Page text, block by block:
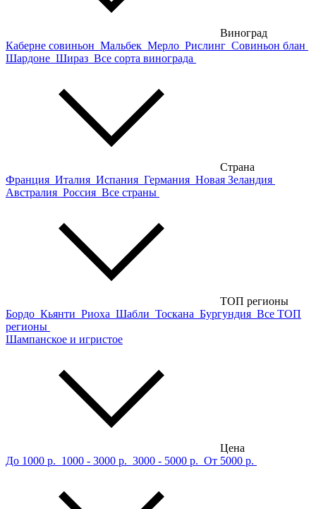
Виноград
Каберне совиньон Мальбек Мерло Рислинг Совиньон блан
Шардоне Шираз Все сорта винограда
Страна
Франция Италия Испания Германия Новая Зеландия
Австралия Россия Все страны
ТОП регионы
Бордо Кьянти Риоха Шабли Тоскана Бургундия Все ТОП
регионы
Шампанское и игристое
Цена
До 1000 р. 1000 - 3000 р. 3000 - 5000 р. От 5000 р.